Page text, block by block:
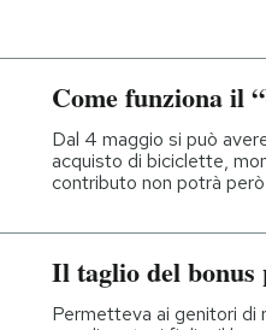
Come funziona il
Dal 4 maggio si può
acquisto di biciclette,
contributo non potrà
Il taglio del
Permetteva ai genitori